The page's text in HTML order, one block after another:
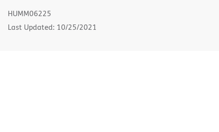
HUMM06225
Last Updated: 10/25/2021